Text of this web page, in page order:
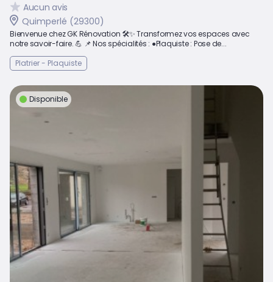
Aucun avis
Quimperlé (29300)
Bienvenue chez GK Rénovation 🛠️✨ Transformez vos espaces avec
notre savoir-faire. 💪 📌 Nos spécialités : ●Plaquiste : Pose de...
Platrier - Plaquiste
Disponible